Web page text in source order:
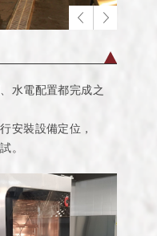
水電配置都完成之
安裝設備定位，
。